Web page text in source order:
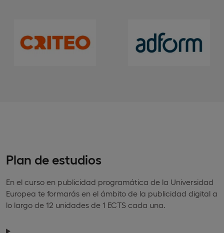
Plan de estudios
En el curso en publicidad programática de la Universidad
Europea te formarás en el ámbito de la publicidad digital a
lo largo de 12 unidades de 1 ECTS cada una.